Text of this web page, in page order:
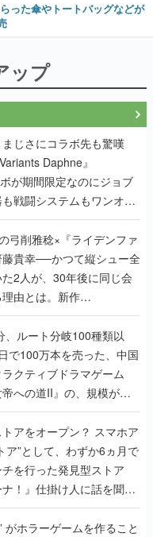
った傘やトートバッグなどが
ップ
じさにコラボ先も驚嘆
Daphne』
が期間限定なのにジョブ
戦闘システムもワンオフ
由を両ディレクターに聞
弓削雅稔×『ライデンファ
貴幸──かつて縦シュー全
2人が、30年後に同じ会
由とは。新作
』で初タッグを組
人に訊く開発秘話
、ルート分岐100種類以
で100万本を売った、中国
クティブドラマゲーム
帝への道II』の、規模が違
デューサーに聞いた
オープン？ スマホア
ア”として、わずか6ヵ月で
を行った発見型ストア
ナ！』仕掛け人に話を聞い
がホラーゲームを作ること